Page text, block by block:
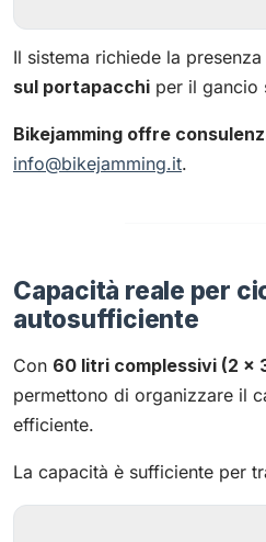
Il sistema richiede la
sul portapacchi per il gancio
Bikejamming offre
info@bikejamming.it.
Capacità reale per
autosufficiente
Con 60 litri complessivi (2 ×
permettono di organizzare il
efficiente.
La capacità è sufficiente per